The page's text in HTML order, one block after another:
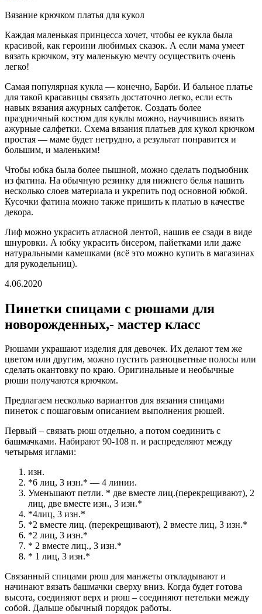
Вязание крючком платья для кукол
Каждая маленькая принцесса хочет, чтобы ее кукла была
красивой, как героини любимых сказок. А если мама умеет
вязать крючком, эту маленькую мечту осуществить очень
легко!
Самая популярная кукла — конечно, Барби. И бальное платье
для такой красавицы связать достаточно легко, если есть
навык вязания ажурных салфеток. Создать более
праздничный костюм для куклы можно, научившись вязать
ажурные салфетки. Схема вязания платьев для кукол крючком
простая — маме будет нетрудно, а результат понравится и
большим, и маленьким!
Чтобы юбка была более пышной, можно сделать подъюбник
из фатина. На обычную резинку для нижнего белья нашить
несколько слоев материала и укрепить под основной юбкой.
Кусочки фатина можно также пришить к платью в качестве
декора.
Лиф можно украсить атласной лентой, нашив ее сзади в виде
шнуровки. А юбку украсить бисером, пайетками или даже
натуральными камешками (всё это можно купить в магазинах
для рукодельниц).
4.06.2020
Пинетки спицами с рюшами для
новорожденных,- мастер класс
Рюшами украшают изделия для девочек. Их делают тем же
цветом или другим, можно пустить разноцветные полосы или
сделать окантовку по краю. Оригинальные и необычные
рюши получаются крючком.
Предлагаем несколько вариантов для вязания спицами
пинеток с пошаговым описанием выполнения рюшей.
Первый – связать рюш отдельно, а потом соединить с
башмачками. Набирают 90-108 п. и распределяют между
четырьмя иглами:
изн.
*6 лиц, 3 изн.* — 4 линии.
Уменьшают петли. * две вместе лиц.(перекрещивают), 2
лиц, две вместе изн., 3 изн.*
*4лиц, 3 изн.*
*2 вместе лиц. (перекрещивают), 2 вместе лиц, 3 изн.*
*2 лиц, 3 изн.*
* 2 вместе лиц., 3 изн.*
* 1 лиц, 3 изн.*
Связанный спицами рюш для манжеты откладывают и
начинают вязать башмачки сверху вниз. Когда будет готова
высота, соединяют верх и рюш – соединяют петельки между
собой. Дальше обычный порядок работы.